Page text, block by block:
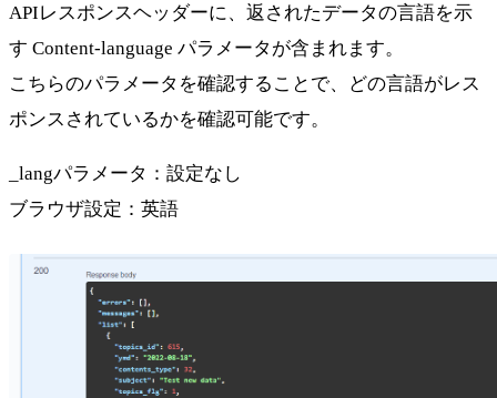
APIレスポンスヘッダーに、返されたデータの言語を示
す Content-language パラメータが含まれます。
こちらのパラメータを確認することで、どの言語がレス
ポンスされているかを確認可能です。
_langパラメータ：設定なし
ブラウザ設定：英語